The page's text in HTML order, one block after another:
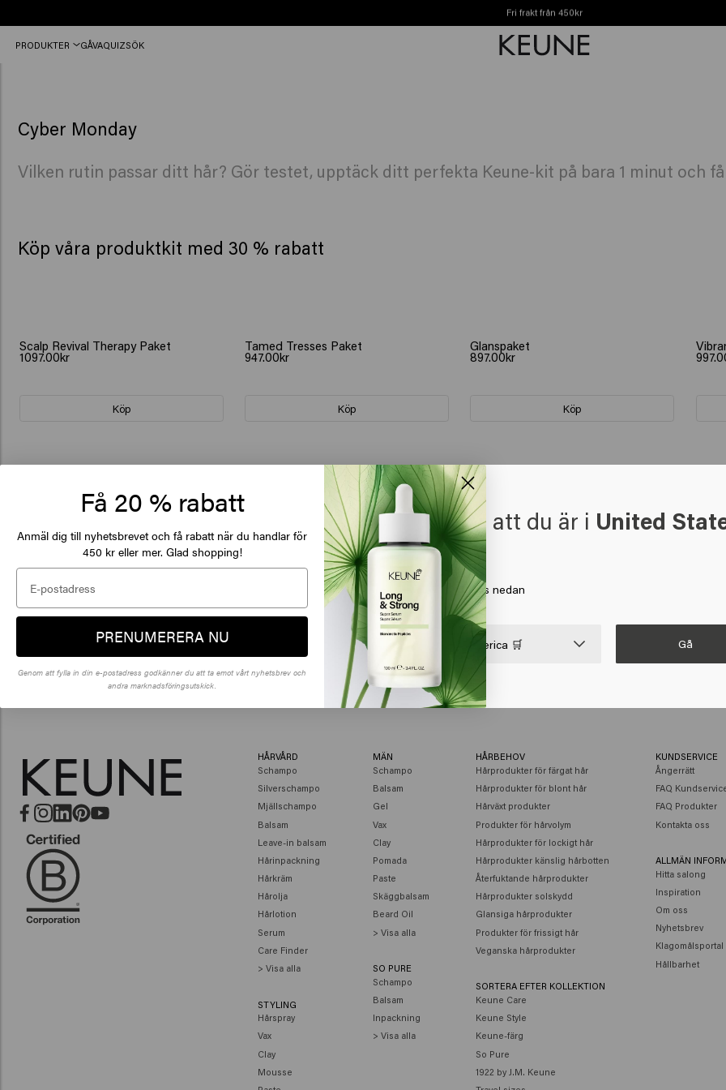
Fri frakt från 450kr
frakt
från
PRODUKTER GÅVAQUIZSÖK
Black friday rouine
Cyber Monday
Vilken rutin passar ditt hår? Gör testet, upptäck ditt perfekta Keune-kit på bara 1 minut och
Köp våra produktkit med 30 % rabatt
Scalp Revival Therapy Paket
1097.00kr
Köp
Tamed Tresses Paket
947.00kr
Köp
Glanspaket
897.00kr
Köp
Det verkar som att du är i United
of America
Klicka på Gå eller välj din plats nedan
🇺🇸 United States of America 🛒 Gå
HÅRVÅRD
Schampo
Silverschampo
Mjällschampo
Balsam
Leave-in balsam
Hårinpackning
Hårkräm
Hårolja
Hårlotion
Serum
Care Finder
> Visa alla
STYLING
Hårspray
Vax
Clay
Mousse
MÄN
Schampo
Balsam
Gel
Vax
Clay
Pomada
Paste
Skäggbalsam
Beard Oil
> Visa alla
SO PURE
Schampo
Balsam
Inpackning
> Visa alla
HÅRBEHOV
Hårprodukter för färgat hår
Hårprodukter för blont hår
Hårväxt produkter
Produkter för hårvolym
Hårprodukter för lockigt hår
Hårprodukter känslig hårbotten
Återfuktande hårprodukter
Hårprodukter solskydd
Glansiga hårprodukter
Produkter för frissigt hår
Veganska hårprodukter
SORTERA EFTER KOLLEKTION
Keune Care
Keune Style
Keune-färg
So Pure
1922 by J.M. Keune
KUNDSERVICE
Ångerrätt
FAQ
FAQ Produkter
Kontakta oss
ALLMÄN
Hitta salong
Inspiration
Om oss
Nyhetsbrev
Klagomålsportal
Hållbarhet
Få 20 % rabatt
Anmäl dig till nyhetsbrevet och få rabatt när du handlar för
450 kr eller mer. Glad shopping!
PRENUMERERA NU
Genom att fylla in din e-postadress godkänner du att ta emot vårt nyhetsbrev och
andra marknadsföringsutskick.